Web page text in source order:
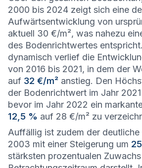
2000 bis 2024 zeigt sich eine
Aufwärtsentwicklung von
aktuell 30 €/m², was nahezu
des Bodenrichtwertes
dynamisch verlief die
von 2016 bis 2021, in dem der
auf 32 €/m² anstieg. Den
der Bodenrichtwert im Jahr
bevor im Jahr 2022 ein
12,5 % auf 28 €/m² zu
Auffällig ist zudem der
2003 mit einer Steigerung um
stärksten prozentualen